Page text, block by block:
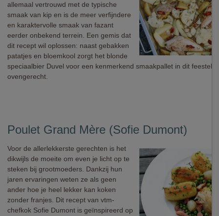
allemaal vertrouwd met de typische
smaak van kip en is de meer verfijndere
en karaktervolle smaak van fazant
eerder onbekend terrein. Een gemis dat
dit recept wil oplossen: naast gebakken
patatjes en bloemkool zorgt het blonde
speciaalbier Duvel voor een kenmerkend smaakpallet in dit
ovengerecht.
Poulet Grand Mère (Sofie Dumont)
Voor de allerlekkerste gerechten is het
dikwijls de moeite om even je licht op te
steken bij grootmoeders. Dankzij hun
jaren ervaringen weten ze als geen
ander hoe je heel lekker kan koken
zonder franjes. Dit recept van vtm-
chefkok Sofie Dumont is geïnspireerd op